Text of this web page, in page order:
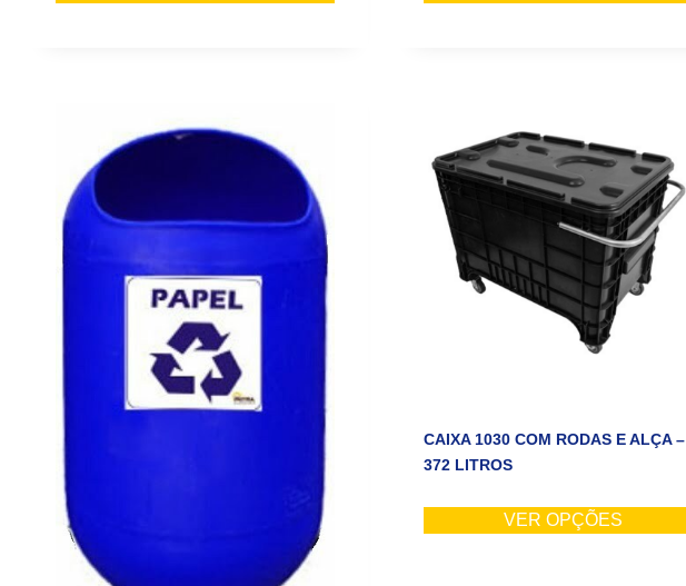
CAIXA 1030 COM RODAS E ALÇA –
372 LITROS
VER OPÇÕES